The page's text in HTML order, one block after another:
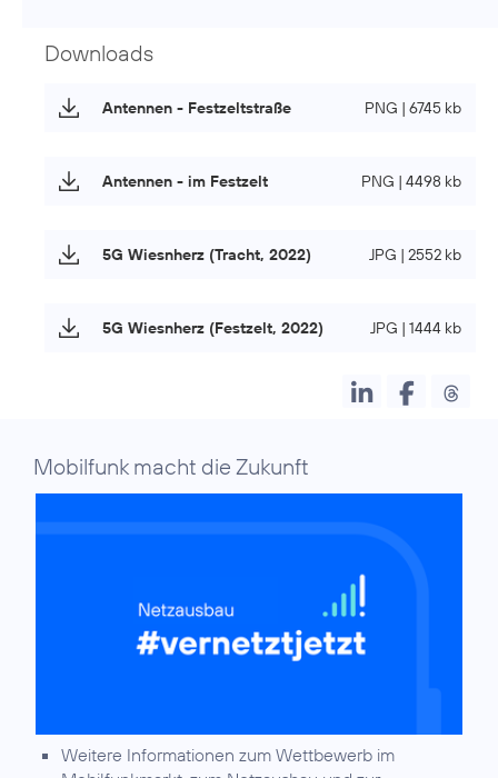
Downloads
Antennen - Festzeltstraße PNG | 6745 kb
Antennen - im Festzelt PNG | 4498 kb
5G Wiesnherz (Tracht, 2022) JPG | 2552 kb
5G Wiesnherz (Festzelt, 2022) JPG | 1444 kb
Mobilfunk macht die Zukunft
Weitere Informationen zum Wettbewerb im